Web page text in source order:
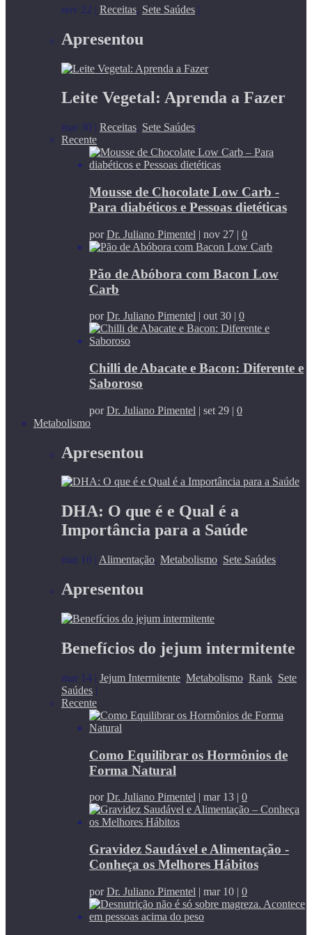
nov 22 | Receitas, Sete Saúdes |
Apresentou
Leite Vegetal: Aprenda a Fazer
mar 30 | Receitas, Sete Saúdes |
Recente
Mousse de Chocolate Low Carb -
Para diabéticos e Pessoas dietéticas
porDr. Juliano Pimentel | nov 27 | 0
Pão de Abóbora com Bacon Low
Carb
porDr. Juliano Pimentel | out 30 | 0
Chilli de Abacate e Bacon: Diferente e
Saboroso
porDr. Juliano Pimentel | set 29 | 0
Metabolismo
Apresentou
DHA: O que é e Qual é a
Importância para a Saúde
mar 16 | Alimentação, Metabolismo, Sete Saúdes |
Apresentou
Benefícios do jejum intermitente
mar 14 | Jejum Intermitente, Metabolismo, Rank, Sete
Saúdes |
Recente
Como Equilibrar os Hormônios de
Forma Natural
porDr. Juliano Pimentel | mar 13 | 0
Gravidez Saudável e Alimentação -
Conheça os Melhores Hábitos
porDr. Juliano Pimentel | mar 10 | 0